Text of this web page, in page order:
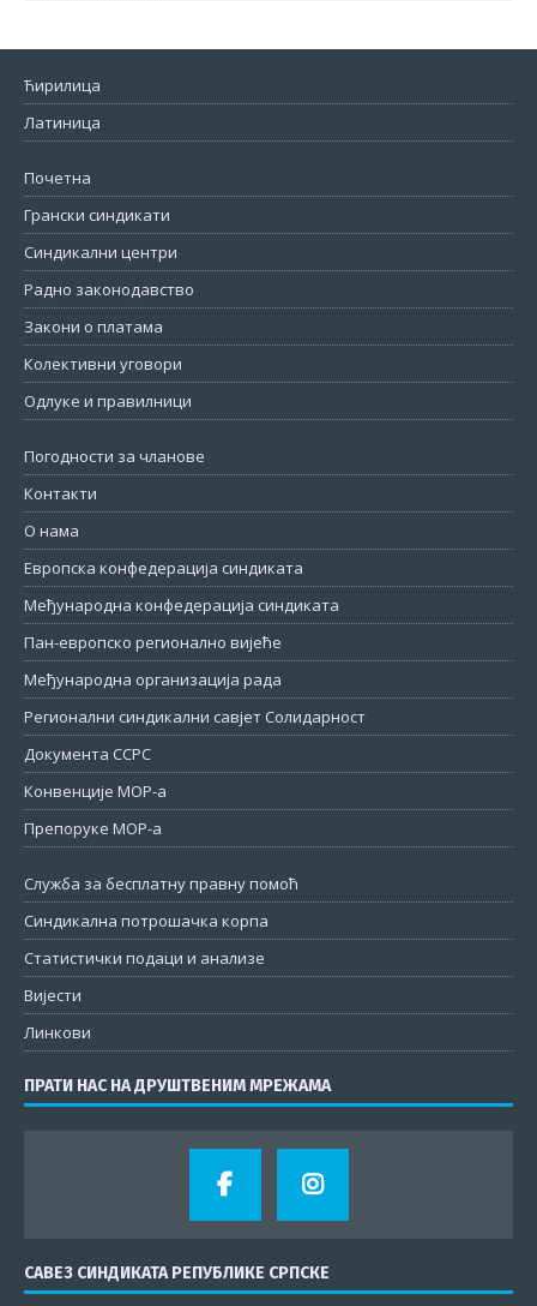
Ћирилица
Латиница
Почетна
Грански синдикати
Синдикални центри
Радно законодавство
Закони о платама
Колективни уговори
Одлуке и правилници
Погодности за чланове
Контакти
О нама
Европска конфедерација синдиката
Међународна конфедерација синдиката
Пан-европско регионално вијеће
Међународна организација рада
Регионални синдикални савјет Солидарност
Документа ССРС
Конвенције МОР-а
Препоруке МОР-а
Служба за бесплатну правну помоћ
Синдикална потрошачка корпа
Статистички подаци и анализе
Вијести
Линкови
ПРАТИ НАС НА ДРУШТВЕНИМ МРЕЖАМА
САВЕЗ СИНДИКАТА РЕПУБЛИКЕ СРПСКЕ